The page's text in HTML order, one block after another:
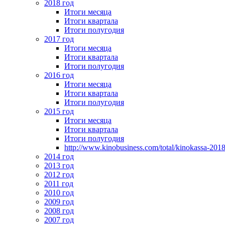
2018 год
Итоги месяца
Итоги квартала
Итоги полугодия
2017 год
Итоги месяца
Итоги квартала
Итоги полугодия
2016 год
Итоги месяца
Итоги квартала
Итоги полугодия
2015 год
Итоги месяца
Итоги квартала
Итоги полугодия
http://www.kinobusiness.com/total/kinokassa-
2014 год
2013 год
2012 год
2011 год
2010 год
2009 год
2008 год
2007 год